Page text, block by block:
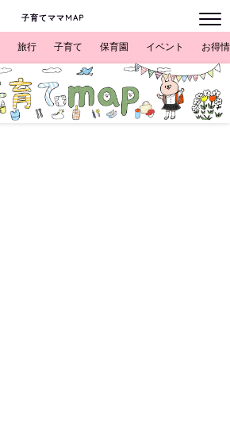
子育てママMAP
旅行 子育て 保育園 イベント お得